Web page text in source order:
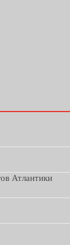
Атлантики